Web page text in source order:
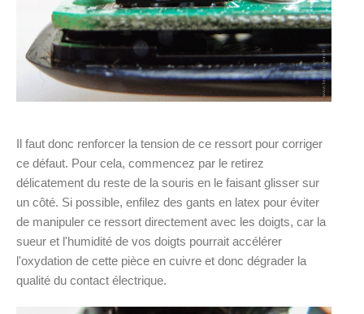
Il faut donc renforcer la tension de ce ressort pour corriger
ce défaut. Pour cela, commencez par le retirez
délicatement du reste de la souris en le faisant glisser sur
un côté. Si possible, enfilez des gants en latex pour éviter
de manipuler ce ressort directement avec les doigts, car la
sueur et l'humidité de vos doigts pourrait accélérer
l'oxydation de cette pièce en cuivre et donc dégrader la
qualité du contact électrique.